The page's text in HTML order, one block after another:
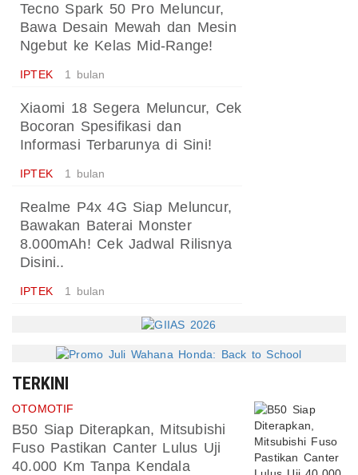
Tecno Spark 50 Pro Meluncur,
Bawa Desain Mewah dan Mesin
Ngebut ke Kelas Mid-Range!
IPTEK 1 bulan
Xiaomi 18 Segera Meluncur, Cek
Bocoran Spesifikasi dan
Informasi Terbarunya di Sini!
IPTEK 1 bulan
Realme P4x 4G Siap Meluncur,
Bawakan Baterai Monster
8.000mAh! Cek Jadwal Rilisnya
Disini..
IPTEK 1 bulan
TERKINI
OTOMOTIF
B50 Siap Diterapkan, Mitsubishi
Fuso Pastikan Canter Lulus Uji
40.000 Km Tanpa Kendala